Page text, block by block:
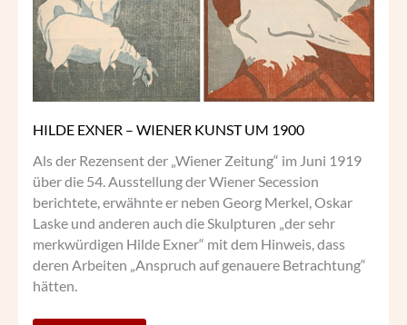
HILDE EXNER – WIENER KUNST UM 1900
Als der Rezensent der „Wiener Zeitung“ im Juni 1919
über die 54. Ausstellung der Wiener Secession
berichtete, erwähnte er neben Georg Merkel, Oskar
Laske und anderen auch die Skulpturen „der sehr
merkwürdigen Hilde Exner“ mit dem Hinweis, dass
deren Arbeiten „Anspruch auf genauere Betrachtung“
hätten.